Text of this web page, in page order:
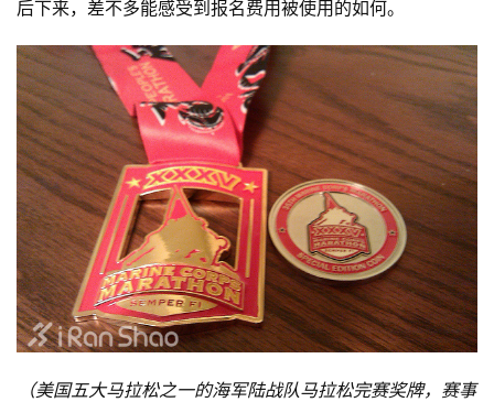
后下来，差不多能感受到报名费用被使用的如何。
（美国五大马拉松之一的海军陆战队马拉松完赛奖牌，赛事